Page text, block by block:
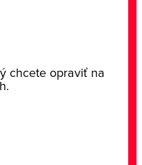
chcete opraviť na